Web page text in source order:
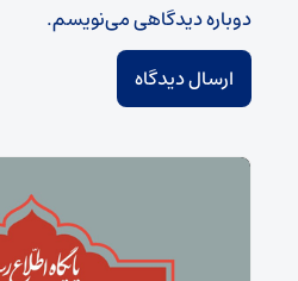
دوباره دیدگاهی می‌نویسم.